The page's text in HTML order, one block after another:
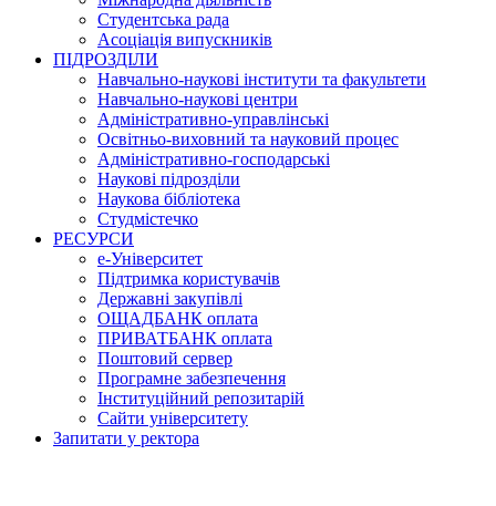
Студентська рада
Асоціація випускників
ПІДРОЗДІЛИ
Навчально-наукові інститути та факультети
Навчально-наукові центри
Адміністративно-управлінські
Освітньо-виховний та науковий процес
Адміністративно-господарські
Наукові підрозділи
Наукова бібліотека
Студмістечко
РЕСУРСИ
е-Університет
Підтримка користувачів
Державні закупівлі
ОЩАДБАНК оплата
ПРИВАТБАНК оплата
Поштовий сервер
Програмне забезпечення
Інституційний репозитарій
Сайти університету
Запитати у ректора